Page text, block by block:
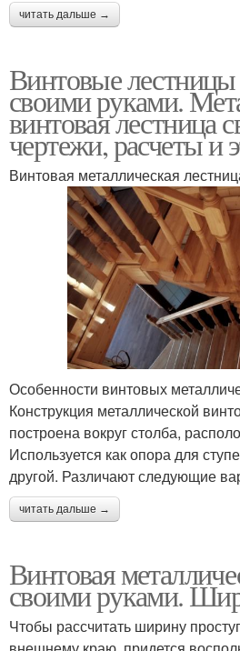
читать дальше →
Винтовые лестницы
своими руками.
винтовая лестница
чертежи, расчеты и
Винтовая металлическая
Особенности винтовых
Конструкция металлической
построена вокруг столба,
Используется как опора для
другой. Различают следующие
читать дальше →
Винтовая
своими руками.
Чтобы рассчитать ширину